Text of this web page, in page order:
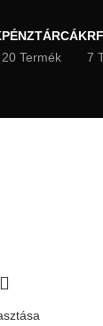
PÉNZTÁRCÁK
20 Termék
7